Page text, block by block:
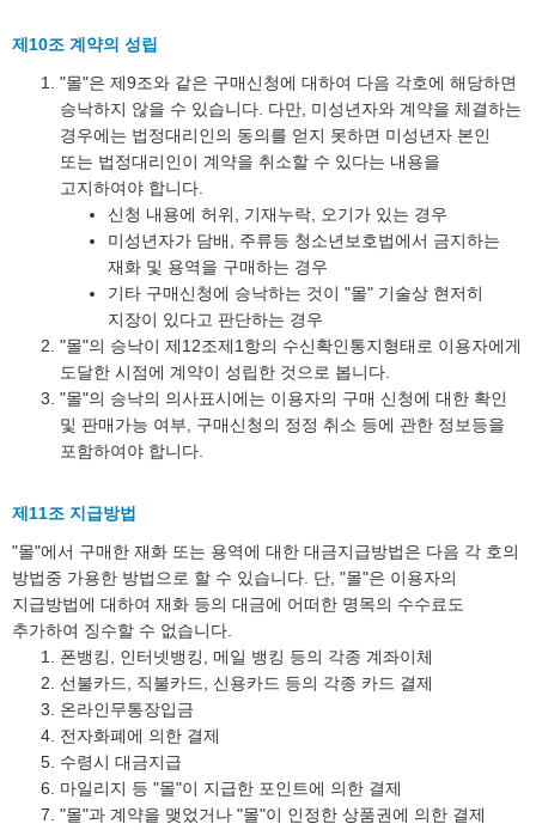
제10조 계약의 성립
"몰"은 제9조와 같은 구매신청에 대하여 다음 각호에 해당하면
승낙하지 않을 수 있습니다. 다만, 미성년자와 계약을 체결하는
경우에는 법정대리인의 동의를 얻지 못하면 미성년자 본인
또는 법정대리인이 계약을 취소할 수 있다는 내용을
고지하여야 합니다.
신청 내용에 허위, 기재누락, 오기가 있는 경우
미성년자가 담배, 주류등 청소년보호법에서 금지하는
재화 및 용역을 구매하는 경우
기타 구매신청에 승낙하는 것이 "몰" 기술상 현저히
지장이 있다고 판단하는 경우
"몰"의 승낙이 제12조제1항의 수신확인통지형태로 이용자에게
도달한 시점에 계약이 성립한 것으로 봅니다.
"몰"의 승낙의 의사표시에는 이용자의 구매 신청에 대한 확인
및 판매가능 여부, 구매신청의 정정 취소 등에 관한 정보등을
포함하여야 합니다.
제11조 지급방법
"몰"에서 구매한 재화 또는 용역에 대한 대금지급방법은 다음 각 호의
방법중 가용한 방법으로 할 수 있습니다. 단, "몰"은 이용자의
지급방법에 대하여 재화 등의 대금에 어떠한 명목의 수수료도
추가하여 징수할 수 없습니다.
폰뱅킹, 인터넷뱅킹, 메일 뱅킹 등의 각종 계좌이체
선불카드, 직불카드, 신용카드 등의 각종 카드 결제
온라인무통장입금
전자화폐에 의한 결제
수령시 대금지급
마일리지 등 "몰"이 지급한 포인트에 의한 결제
"몰"과 계약을 맺었거나 "몰"이 인정한 상품권에 의한 결제